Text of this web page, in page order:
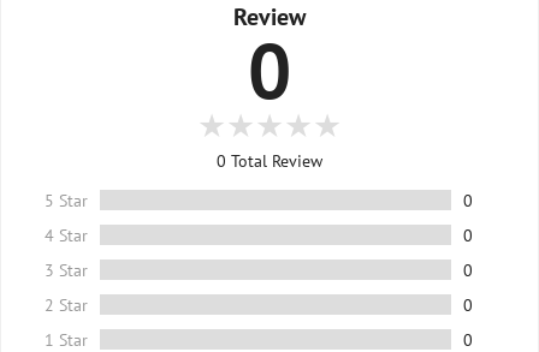
Review
0
0 Total Review
5 Star
0
4 Star
0
3 Star
0
2 Star
0
1 Star
0